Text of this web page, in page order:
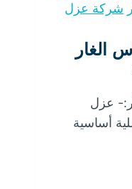
شركة عزل
الغار
عزل
أساسية